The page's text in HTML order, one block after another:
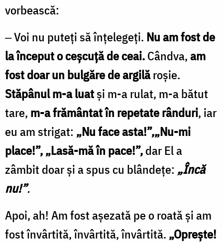
vorbească:
‒ Voi nu puteți să înțelegeți. Nu am fost de
la început o ceșcuță de ceai.Cândva,am
fost doar un bulgăre de argilăroșie.
Stăpânulm-a luatși m-a rulat, m-a bătut
tare, m-a frământat în repetate rânduri, iar
eu am strigat: „Nu face asta!”,„Nu-mi
place!”, „Lasă-mă în pace!”,dar El a
zâmbit doar și a spus cu blândețe: „Încă
nu!”.
Apoi, ah! Am fost așezată pe o roată și am
fost învârtită, învârtită, învârtită. „Oprește!